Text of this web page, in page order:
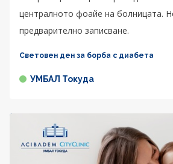
централното фоайе на болницата.
предварително записване.
Световен ден за борба с диабета
УМБАЛ Токуда